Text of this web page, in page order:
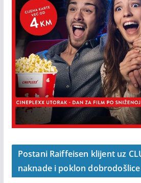
Postani Raiffeisen klijent uz
naknade i poklon dobrodošlice